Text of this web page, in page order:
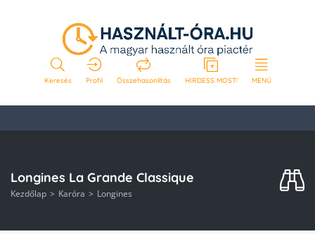
Keresés Profil Összehasonlítás HIRDESS MOST! MENÜ
Longines La Grande Classique
Kezdőlap Karóra Longines